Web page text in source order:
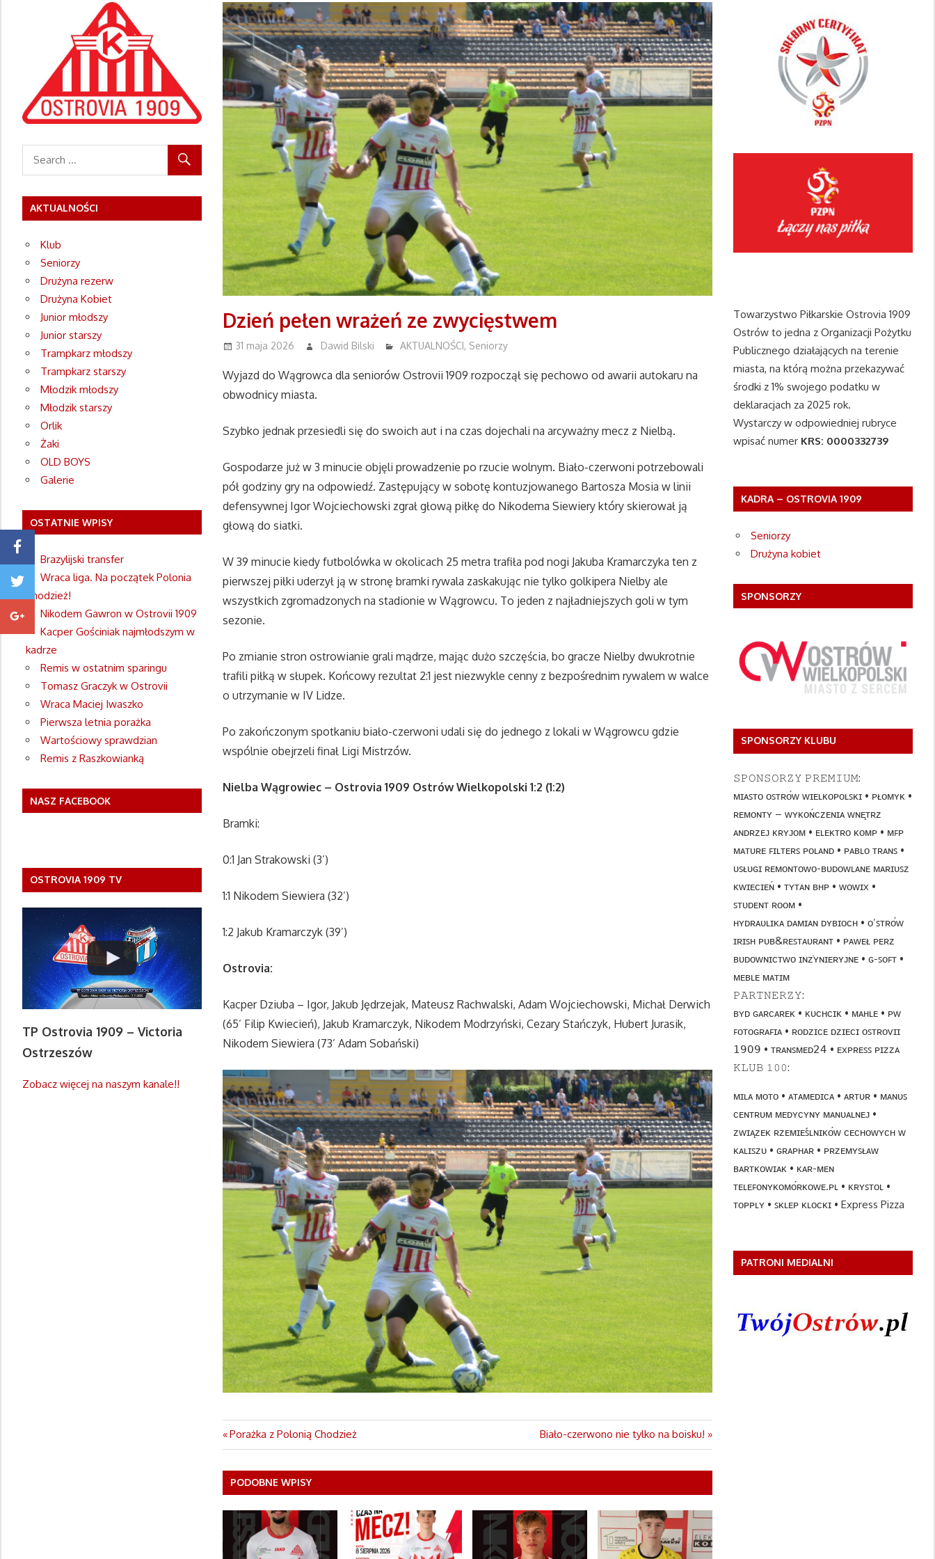
Ostrovia
Ostrów
Wielkopolski
Dzień pełen wrażeń ze zwycięstwem
31 maja 2026 Dawid Bilski AKTUALNOŚCI, Seniorzy
Wyjazd do Wągrowca dla seniorów Ostrovii 1909 rozpoczął się pechowo od awarii autokaru na
obwodnicy miasta.
Szybko jednak przesiedli się do swoich aut i na czas dojechali na arcyważny mecz z Nielbą.
Gospodarze już w 3 minucie objęli prowadzenie po rzucie wolnym. Biało-czerwoni potrzebowali
pół godziny gry na odpowiedź. Zastępujący w sobotę kontuzjowanego Bartosza Mosia w linii
defensywnej Igor Wojciechowski zgrał głową piłkę do Nikodema Siewiery który skierował ją
głową do siatki.
W 39 minucie kiedy futbolówka w okolicach 25 metra trafiła pod nogi Jakuba Kramarczyka ten z
pierwszej piłki uderzył ją w stronę bramki rywala zaskakując nie tylko golkipera Nielby ale
wszystkich zgromadzonych na stadionie w Wągrowcu. To jeden z najładniejszych goli w tym
sezonie.
Po zmianie stron ostrowianie grali mądrze, mając dużo szczęścia, bo gracze Nielby dwukrotnie
trafili piłką w słupek. Końcowy rezultat 2:1 jest niezwykle cenny z bezpośrednim rywalem w walce
o utrzymanie w IV Lidze.
Po zakończonym spotkaniu biało-czerwoni udali się do jednego z lokali w Wągrowcu gdzie
wspólnie obejrzeli finał Ligi Mistrzów.
Nielba Wągrowiec – Ostrovia 1909 Ostrów Wielkopolski 1:2 (1:2)
Bramki:
0:1 Jan Strakowski (3’)
1:1 Nikodem Siewiera (32’)
1:2 Jakub Kramarczyk (39’)
Ostrovia:
Kacper Dziuba – Igor, Jakub Jędrzejak, Mateusz Rachwalski, Adam Wojciechowski, Michał Derwich
(65’ Filip Kwiecień), Jakub Kramarczyk, Nikodem Modrzyński, Cezary Stańczyk, Hubert Jurasik,
Nikodem Siewiera (73’ Adam Sobański)
Nawigacja
wpisu
Previous
Post:
Porażka z Polonią Chodzież
Next
Post:
Biało-czerwono nie tylko na boisku!
PODOBNE WPISY
AKTUALNOŚCI
Klub
Seniorzy
Drużyna rezerw
Drużyna Kobiet
Junior młodszy
Junior starszy
Trampkarz młodszy
Trampkarz starszy
Młodzik młodszy
Młodzik starszy
Orlik
Żaki
OLD BOYS
Galerie
OSTATNIE WPISY
Brazylijski transfer
Wraca liga. Na początek Polonia
Chodzież!
Nikodem Gawron w Ostrovii 1909
Kacper Gościniak najmłodszym w
kadrze
Remis w ostatnim sparingu
Tomasz Graczyk w Ostrovii
Wraca Maciej Iwaszko
Pierwsza letnia porażka
Wartościowy sprawdzian
Remis z Raszkowianką
NASZ FACEBOOK
OSTROVIA 1909 TV
TP Ostrovia 1909 – Victoria
Ostrzeszów
Zobacz więcej na naszym kanale!!
Towarzystwo Piłkarskie Ostrovia 1909
Ostrów to jedna z Organizacji Pożytku
Publicznego działających na terenie
miasta, na którą można przekazywać
środki z 1% swojego podatku w
deklaracjach za 2025 rok.
Wystarczy w odpowiedniej rubryce
wpisać numer KRS: 0000332739
KADRA – OSTROVIA 1909
Seniorzy
Drużyna kobiet
SPONSORZY
SPONSORZY KLUBU
𝚂𝙿𝙾𝙽𝚂𝙾𝚁𝚉𝚈 𝙿𝚁𝙴𝙼𝙸𝚄𝙼:
ᴍɪᴀꜱᴛᴏ ᴏꜱᴛʀᴏ́ᴡ ᴡɪᴇʟᴋᴏᴘᴏʟꜱᴋɪ • ᴘᴌᴏᴍʏᴋ •
ʀᴇᴍᴏɴᴛʏ – ᴡʏᴋᴏɴ́ᴄᴢᴇɴɪᴀ ᴡɴᴇ̨ᴛʀᴢ
ᴀɴᴅʀᴢᴇᴊ ᴋʀʏᴊᴏᴍ • ᴇʟᴇᴋᴛʀᴏ ᴋᴏᴍᴘ • ᴍꜰᴘ
ᴍᴀᴛᴜʀᴇ ꜰɪʟᴛᴇʀꜱ ᴘᴏʟᴀɴᴅ • ᴘᴀʙʟᴏ ᴛʀᴀɴꜱ •
ᴜꜱᴌᴜɢɪ ʀᴇᴍᴏɴᴛᴏᴡᴏ-ʙᴜᴅᴏᴡʟᴀɴᴇ ᴍᴀʀɪᴜꜱᴢ
ᴋᴡɪᴇᴄɪᴇɴ́ • ᴛʏᴛᴀɴ ʙʜᴘ • ᴡᴏᴡɪx •
ꜱᴛᴜᴅᴇɴᴛ ʀᴏᴏᴍ •
ʜʏᴅʀᴀᴜʟɪᴋᴀ ᴅᴀᴍɪᴀɴ ᴅʏʙɪᴏᴄʜ • ᴏ’ꜱᴛʀᴏ́ᴡ
ɪʀɪꜱʜ ᴘᴜʙ&ʀᴇꜱᴛᴀᴜʀᴀɴᴛ • ᴘᴀᴡᴇᴌ ᴘᴇʀᴢ
ʙᴜᴅᴏᴡɴɪᴄᴛᴡᴏ ɪɴᴢ̇ʏɴɪᴇʀʏᴊɴᴇ • ɢ-ꜱᴏꜰᴛ •
ᴍᴇʙʟᴇ ᴍᴀᴛɪᴍ
𝙿𝙰𝚁𝚃𝙽𝙴𝚁𝚉𝚈:
ʙʏᴅ ɢᴀʀᴄᴀʀᴇᴋ • ᴋᴜᴄʜᴄɪᴋ • ᴍᴀʜʟᴇ • ᴘᴡ
ꜰᴏᴛᴏɢʀᴀꜰɪᴀ • ʀᴏᴅᴢɪᴄᴇ ᴅᴢɪᴇᴄɪ ᴏꜱᴛʀᴏᴠɪɪ
𝟣𝟫𝟢𝟫 • ᴛʀᴀɴꜱᴍᴇᴅ𝟤𝟦 • ᴇxᴘʀᴇꜱꜱ ᴘɪᴢᴢᴀ
𝙺𝙻𝚄𝙱 𝟷𝟶𝟶:
ᴍɪʟᴀ ᴍᴏᴛᴏ • ᴀᴛᴀᴍᴇᴅɪᴄᴀ • ᴀʀᴛᴜʀ • ᴍᴀɴᴜꜱ
ᴄᴇɴᴛʀᴜᴍ ᴍᴇᴅʏᴄʏɴʏ ᴍᴀɴᴜᴀʟɴᴇᴊ •
ᴢᴡɪᴀ̨ᴢᴇᴋ ʀᴢᴇᴍɪᴇꜱ́ʟɴɪᴋᴏ́ᴡ ᴄᴇᴄʜᴏᴡʏᴄʜ ᴡ
ᴋᴀʟɪꜱᴢᴜ • ɢʀᴀᴘʜᴀʀ • ᴘʀᴢᴇᴍʏꜱᴌᴀᴡ
ʙᴀʀᴛᴋᴏᴡɪᴀᴋ • ᴋᴀʀ-ᴍᴇɴ
ᴛᴇʟᴇꜰᴏɴʏᴋᴏᴍᴏ́ʀᴋᴏᴡᴇ.ᴘʟ • ᴋʀʏꜱᴛᴏʟ •
ᴛᴏᴘᴘʟʏ • ꜱᴋʟᴇᴘ ᴋʟᴏᴄᴋɪ • Express Pizza
PATRONI MEDIALNI